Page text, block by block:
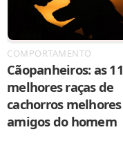
COMPORTAMENTO
Cãopanheiros: as 11
melhores raças de
cachorros melhores
amigos do homem